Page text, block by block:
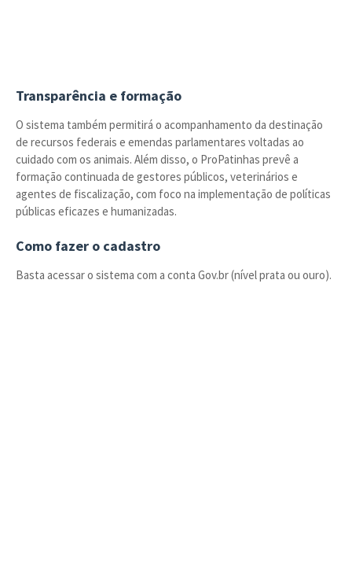
Transparência e formação
O sistema também permitirá o acompanhamento da destinação
de recursos federais e emendas parlamentares voltadas ao
cuidado com os animais. Além disso, o ProPatinhas prevê a
formação continuada de gestores públicos, veterinários e
agentes de fiscalização, com foco na implementação de políticas
públicas eficazes e humanizadas.
Como fazer o cadastro
Basta acessar o sistema com a conta Gov.br (nível prata ou ouro).